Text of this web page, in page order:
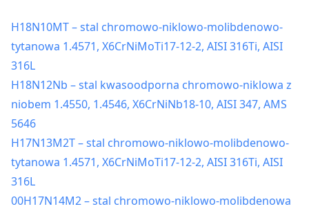
H18N10MT – stal chromowo-niklowo-molibdenowo-
tytanowa 1.4571, X6CrNiMoTi17-12-2, AISI 316Ti, AISI
316L
H18N12Nb – stal kwasoodporna chromowo-niklowa z
niobem 1.4550, 1.4546, X6CrNiNb18-10, AISI 347, AMS
5646
H17N13M2T – stal chromowo-niklowo-molibdenowo-
tytanowa 1.4571, X6CrNiMoTi17-12-2, AISI 316Ti, AISI
316L
00H17N14M2 – stal chromowo-niklowo-molibdenowa